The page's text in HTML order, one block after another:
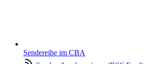
Sendereihe im CBA